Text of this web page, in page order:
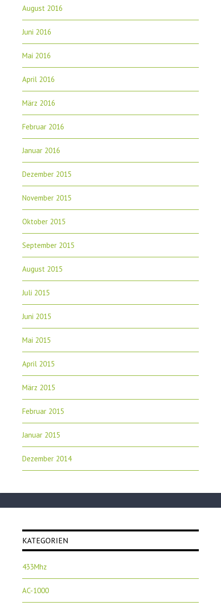
August 2016
Juni 2016
Mai 2016
April 2016
März 2016
Februar 2016
Januar 2016
Dezember 2015
November 2015
Oktober 2015
September 2015
August 2015
Juli 2015
Juni 2015
Mai 2015
April 2015
März 2015
Februar 2015
Januar 2015
Dezember 2014
KATEGORIEN
433Mhz
AC-1000